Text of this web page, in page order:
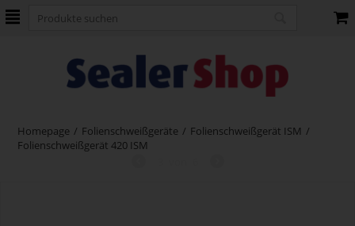
Homepage / Folienschweißgeräte / Folienschweißgerät ISM /
Folienschweißgerät 420 ISM